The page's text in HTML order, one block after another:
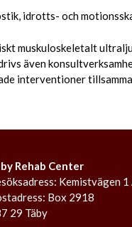
idrotts- och
muskuloskeletalt
även
interventioner
Rehab Center
Kemistvägen 1
Box 2918
29 Täby